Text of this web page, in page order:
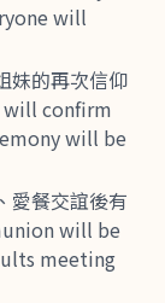
will
妹的再次信仰
will confirm
will be
愛餐交誼後有
will be
meeting